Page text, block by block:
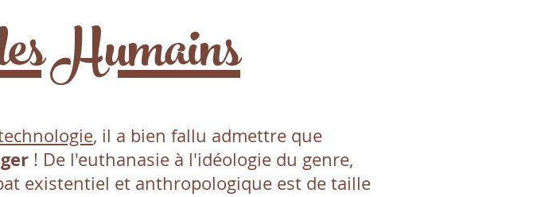
Humains
, il a bien fallu admettre que
! De l'euthanasie à l'idéologie du genre,
existentiel et anthropologique est de taille